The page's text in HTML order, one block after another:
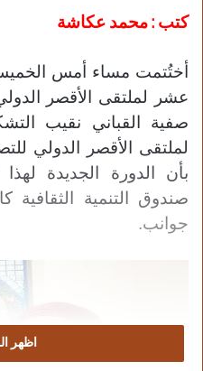
كتب : محمد عكاشة
أختُتمت مساء أمس
عشر لملتقى الأقصر
صفية القباني نقيب
لملتقى الأقصر الدولي
بأن الدورة الجديدة
صندوق التنمية
جوانب.
اظهر